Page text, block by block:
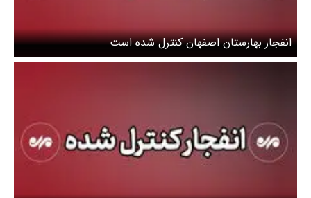
انفجار بهارستان اصفهان کنترل شده است